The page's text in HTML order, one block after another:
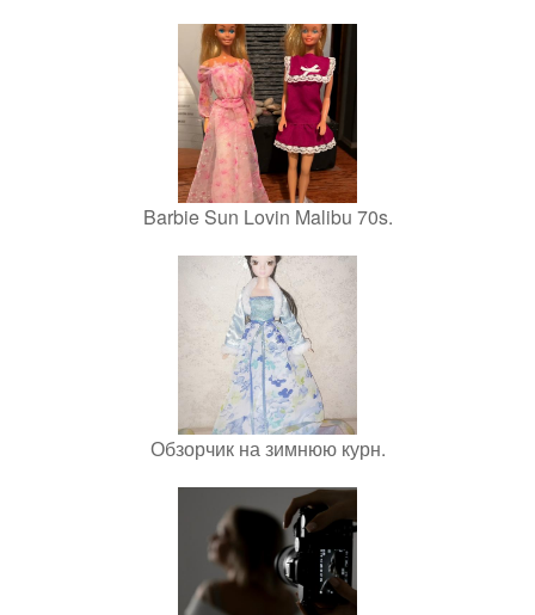
Barbie Sun Lovin Malibu 70s.
Обзорчик на зимнюю курн.